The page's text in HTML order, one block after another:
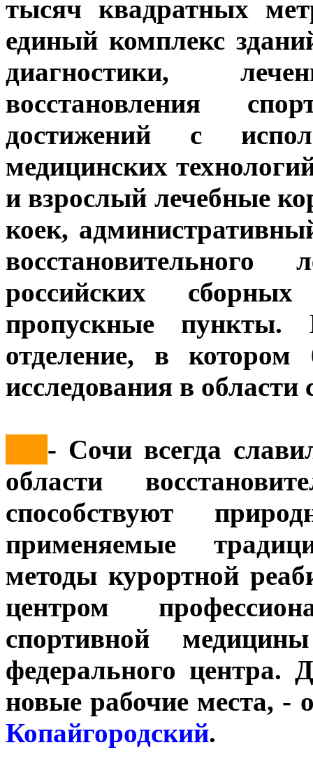
тысяч квадратных
единый комплекс
диагностики,
восстановления
достижений с
медицинских
и взрослый лечебные
коек,
российских
пропускные
отделение, в котором
исследования в
- Сочи всегда
области
способствуют
применяемые
методы курортной
центром
спортивной
федерального центра.
новые рабочие места, -
Копайгородский.